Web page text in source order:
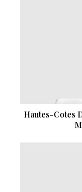
Hautes-Cotes